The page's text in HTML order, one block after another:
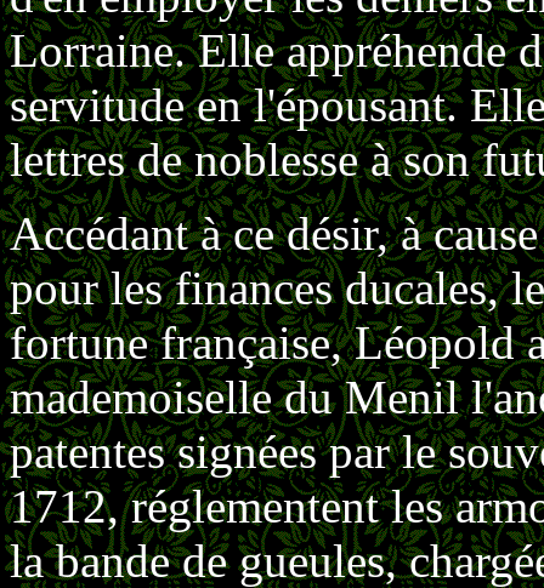
Lorraine. Elle appréhende
servitude en l'épousant.
lettres de noblesse à son
Accédant à ce désir, à
pour les finances ducales,
fortune française, Léopold
mademoiselle du Menil
patentes signées par le
1712, réglementent les
la bande de gueules,